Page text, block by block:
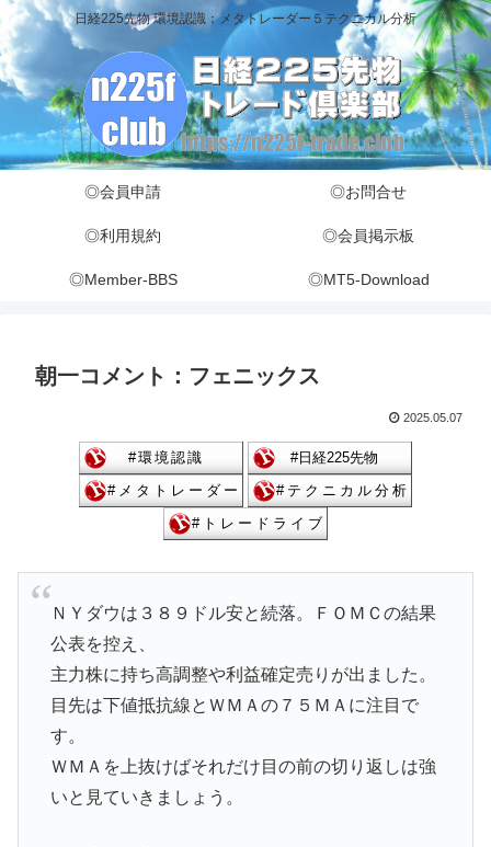
日経225先物 環境認識：メタトレーダー５テクニカル分析
◎会員申請 ◎お問合せ
◎利用規約 ◎会員掲示板
◎Member-BBS ◎MT5-Download
朝一コメント：フェニックス
2025.05.07
ＮＹダウは３８９ドル安と続落。ＦＯＭＣの結果
公表を控え、
主力株に持ち高調整や利益確定売りが出ました。
目先は下値抵抗線とＷＭＡの７５ＭＡに注目で
す。
ＷＭＡを上抜けばそれだけ目の前の切り返しは強
いと見ていきましょう。